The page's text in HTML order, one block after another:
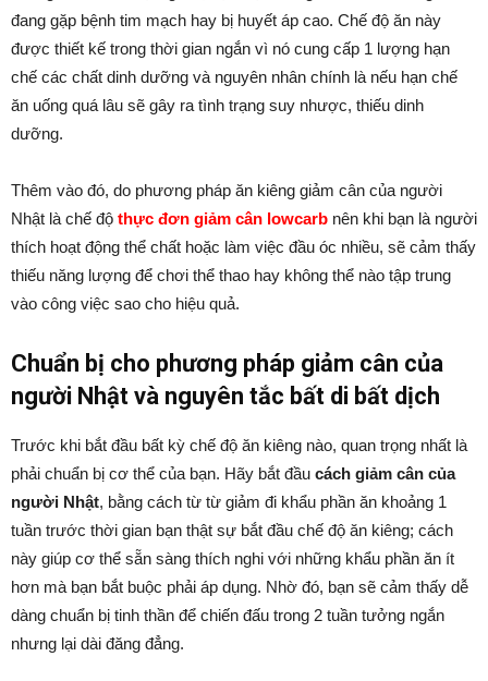
đang gặp bệnh tim mạch hay bị huyết áp cao. Chế độ ăn này
được thiết kế trong thời gian ngắn vì nó cung cấp 1 lượng hạn
chế các chất dinh dưỡng và nguyên nhân chính là nếu hạn chế
ăn uống quá lâu sẽ gây ra tình trạng suy nhược, thiếu dinh
dưỡng.
Thêm vào đó, do phương pháp ăn kiêng giảm cân của người
Nhật là chế độ thực đơn giảm cân lowcarb nên khi bạn là người
thích hoạt động thể chất hoặc làm việc đầu óc nhiều, sẽ cảm thấy
thiếu năng lượng để chơi thể thao hay không thể nào tập trung
vào công việc sao cho hiệu quả.
Chuẩn bị cho phương pháp giảm cân của
người Nhật và nguyên tắc bất di bất dịch
Trước khi bắt đầu bất kỳ chế độ ăn kiêng nào, quan trọng nhất là
phải chuẩn bị cơ thể của bạn. Hãy bắt đầu cách giảm cân của
người Nhật, bằng cách từ từ giảm đi khẩu phần ăn khoảng 1
tuần trước thời gian bạn thật sự bắt đầu chế độ ăn kiêng; cách
này giúp cơ thể sẵn sàng thích nghi với những khẩu phần ăn ít
hơn mà bạn bắt buộc phải áp dụng. Nhờ đó, bạn sẽ cảm thấy dễ
dàng chuẩn bị tinh thần để chiến đấu trong 2 tuần tưởng ngắn
nhưng lại dài đăng đẳng.